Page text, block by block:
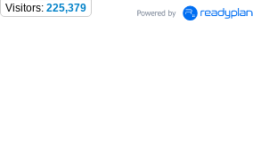
Visitors: 225,379